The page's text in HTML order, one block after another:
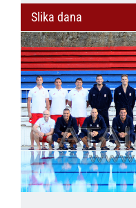
Slika dana